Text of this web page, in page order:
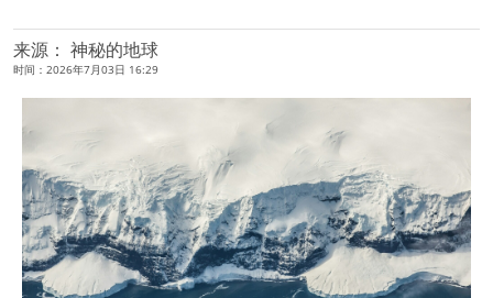
来源： 神秘的地球
时间：2026年7月03日 16:29